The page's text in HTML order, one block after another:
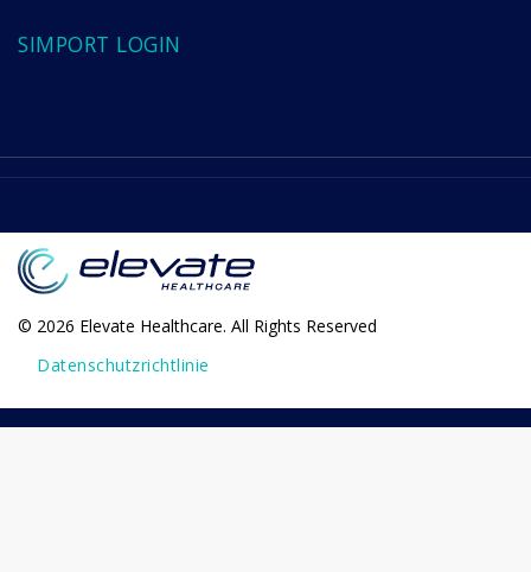
SIMPORT LOGIN
© 2026 Elevate Healthcare. All Rights Reserved
Datenschutzrichtlinie